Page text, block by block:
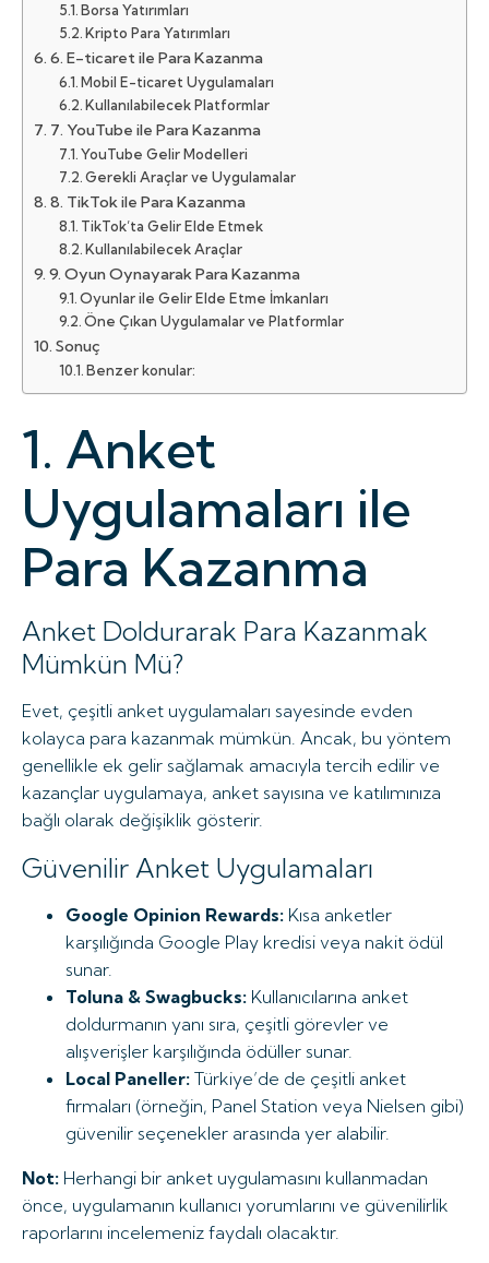
Borsa Yatırımları
Kripto Para Yatırımları
6. E-ticaret ile Para Kazanma
Mobil E-ticaret Uygulamaları
Kullanılabilecek Platformlar
7. YouTube ile Para Kazanma
YouTube Gelir Modelleri
Gerekli Araçlar ve Uygulamalar
8. TikTok ile Para Kazanma
TikTok’ta Gelir Elde Etmek
Kullanılabilecek Araçlar
9. Oyun Oynayarak Para Kazanma
Oyunlar ile Gelir Elde Etme İmkanları
Öne Çıkan Uygulamalar ve Platformlar
Sonuç
Benzer konular:
1. Anket
Uygulamaları ile
Para Kazanma
Anket Doldurarak Para Kazanmak
Mümkün Mü?
Evet, çeşitli anket uygulamaları sayesinde evden
kolayca para kazanmak mümkün. Ancak, bu yöntem
genellikle ek gelir sağlamak amacıyla tercih edilir ve
kazançlar uygulamaya, anket sayısına ve katılımınıza
bağlı olarak değişiklik gösterir.
Güvenilir Anket Uygulamaları
Google Opinion Rewards: Kısa anketler
karşılığında Google Play kredisi veya nakit ödül
sunar.
Toluna & Swagbucks: Kullanıcılarına anket
doldurmanın yanı sıra, çeşitli görevler ve
alışverişler karşılığında ödüller sunar.
Local Paneller: Türkiye’de de çeşitli anket
firmaları (örneğin, Panel Station veya Nielsen gibi)
güvenilir seçenekler arasında yer alabilir.
Not: Herhangi bir anket uygulamasını kullanmadan
önce, uygulamanın kullanıcı yorumlarını ve güvenilirlik
raporlarını incelemeniz faydalı olacaktır.